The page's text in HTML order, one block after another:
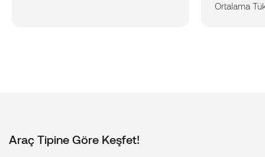
Ortalama
Araç Tipine Göre Keşfet!